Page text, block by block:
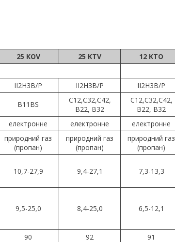
25 KOV 25 KTV
12 KTO
II2H3B/P II2H3B/P II2H3B/P
B11BS
C12,C32,C42,
B22, B32
C12,C32,C42,
B22, B32
електронне електронне електронне
природний газ
(пропан)
природний газ
(пропан)
природний газ
(пропан)
10,7-27,9 9,4-27,1 7,3-13,3
9,5-25,0 8,4-25,0 6,5-12,1
90 92
91